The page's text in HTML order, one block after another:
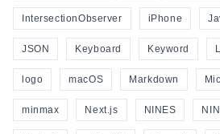
IntersectionObserver iPhone
JSON Keyboard Keyword
logo macOS Markdown
minmax Next.js NINES